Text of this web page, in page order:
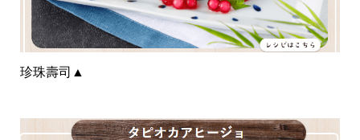
珍珠壽司 ▲